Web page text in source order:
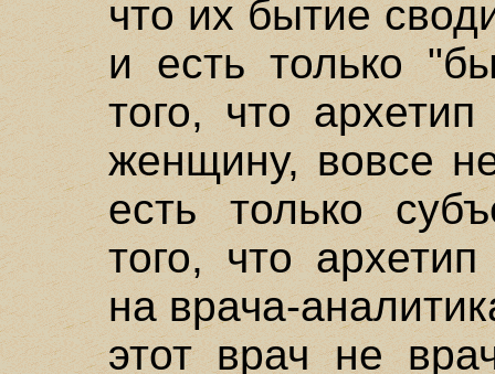
что их бытие
и есть только
того, что
женщину, вовсе
есть только
того, что
на врача-
этот врач не